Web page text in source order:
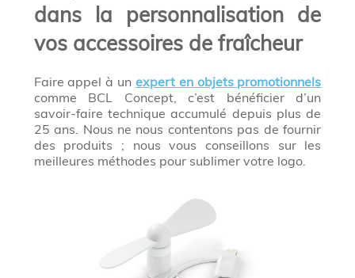
dans la personnalisation de
vos accessoires de fraîcheur
Faire appel à un expert en objets promotionnels
comme BCL Concept, c’est bénéficier d’un
savoir-faire technique accumulé depuis plus de
25 ans. Nous ne nous contentons pas de fournir
des produits ; nous vous conseillons sur les
meilleures méthodes pour sublimer votre logo.